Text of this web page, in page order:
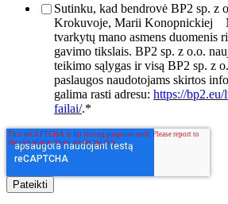
Sutinku, kad bendrovė BP2 sp. z
Krokuvoje, Marii Konopnickiej
tvarkytų mano asmens duomenis
gavimo tikslais. BP2 sp. z o.o.
teikimo sąlygas ir visą BP2 sp. z
paslaugos naudotojams skirtos
galima rasti adresu: https://
failai/.*